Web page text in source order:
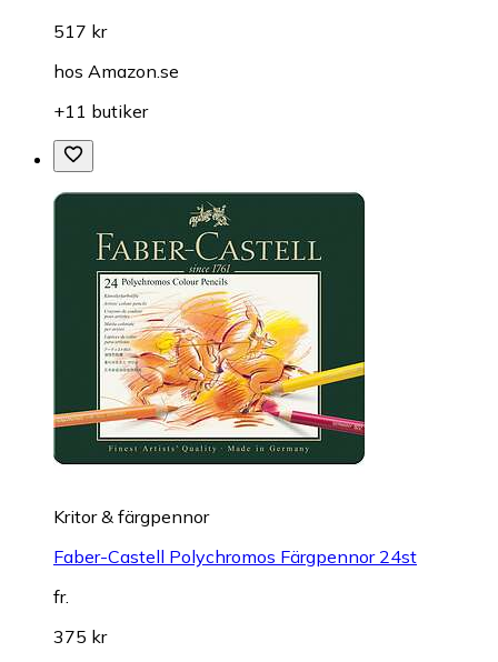
517 kr
hos Amazon.se
+11 butiker
Kritor & färgpennor
Faber-Castell Polychromos Färgpennor 24st
fr.
375 kr